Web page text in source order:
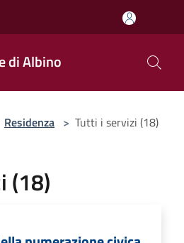
di Albino
Residenza > Tutti i servizi (18)
(18)